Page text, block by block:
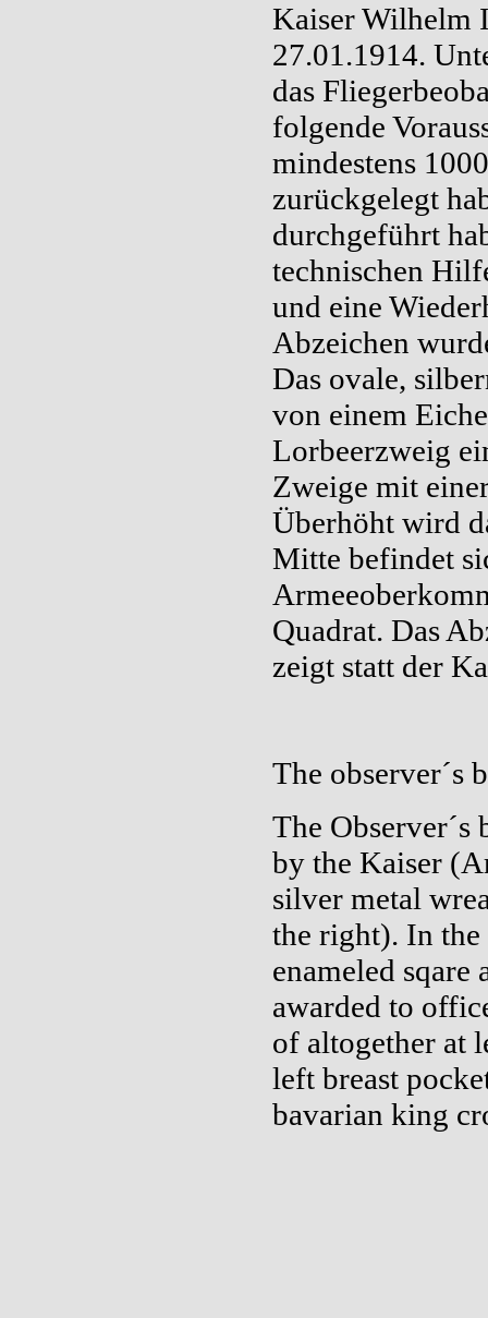
Kaiser Wilhelm
27.01.1914.
das
folgende
mindestens
zurückgelegt
durchgeführt
technischen
und eine
Abzeichen
Das ovale,
von einem
Lorbeerzweig
Zweige mit
Überhöht wird
Mitte befindet
Quadrat. Das
zeigt statt der
The observer´s
The Observer´s
by the Kaiser
silver metal
the right). In the
enameled sqare
awarded to
of altogether at
left breast
bavarian king